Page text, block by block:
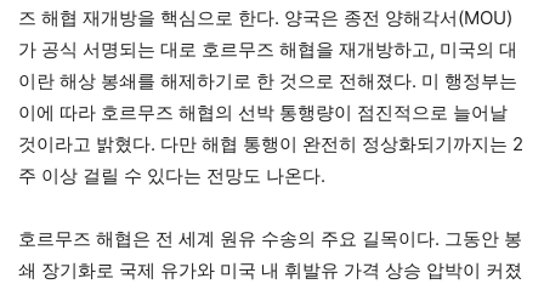
즈 해협 재개방을 핵심으로 한다. 양국은 종전 양해각서(MOU)
가 공식 서명되는 대로 호르무즈 해협을 재개방하고, 미국의 대
이란 해상 봉쇄를 해제하기로 한 것으로 전해졌다. 미 행정부는
이에 따라 호르무즈 해협의 선박 통행량이 점진적으로 늘어날
것이라고 밝혔다. 다만 해협 통행이 완전히 정상화되기까지는 2
주 이상 걸릴 수 있다는 전망도 나온다.
호르무즈 해협은 전 세계 원유 수송의 주요 길목이다. 그동안 봉
쇄 장기화로 국제 유가와 미국 내 휘발유 가격 상승 압박이 커졌